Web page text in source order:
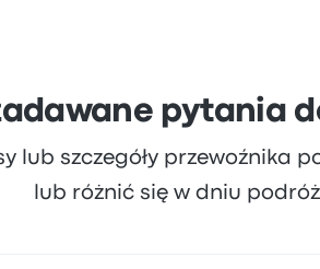
pytania
lub szczegóły przewoźnika
lub różnić się w dniu